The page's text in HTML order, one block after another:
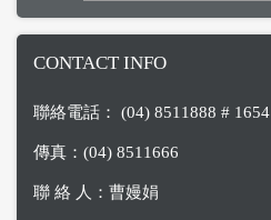
CONTACT INFO
聯絡電話： (04) 8511888 # 1654
傳真：(04) 8511666
聯 絡 人：曹嫚娟